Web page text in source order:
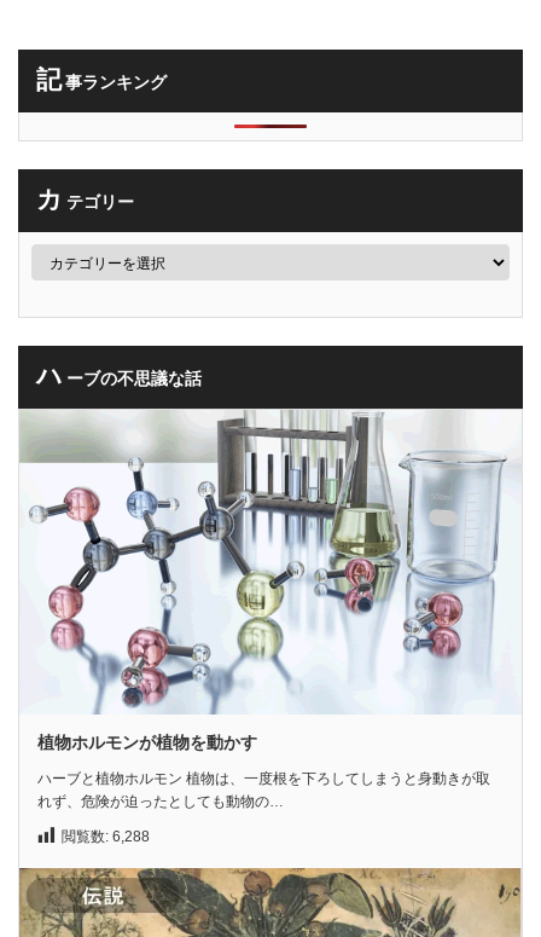
記事ランキング
カ テゴリー
ハ ーブの不思議な話
植物ホルモンが植物を動かす
ハーブと植物ホルモン 植物は、一度根を下ろしてしまうと身動きが取
れず、危険が迫ったとしても動物の…
閲覧数: 6,288